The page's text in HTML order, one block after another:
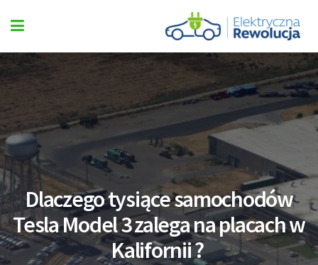
Dlaczego tysiące samochodów
Tesla Model 3 zalega na placach w
Kalifornii ?